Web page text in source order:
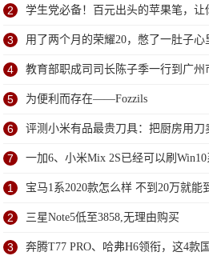
2 学生党必备！百元出头的苹果笔，让
3 用了两个月的荣耀20，憋了一肚子
4 教育部职成司司长陈子季一行到广
研
5 为便利而存在——Fozzils
6 评测小米有品最贵刀具：把厨房用刀
7 一加6、小米Mix 2S已经可以刷
了？
1 宝马1系2020款怎么样 不到20万就能
2 三星Note5低至3858,无理由购买
3 奔腾T77 PRO、哈弗H6领衔，这4款